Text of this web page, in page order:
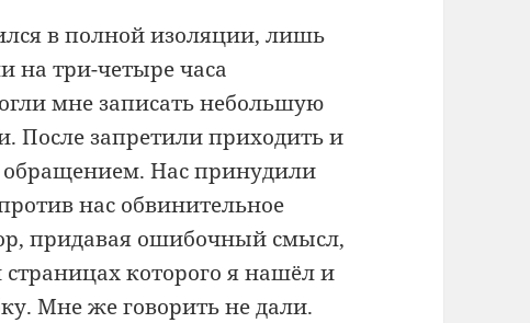
в полной изоляции, лишь
на три-четыре часа
мне записать небольшую
После запретили приходить и
Нас принудили
нас обвинительное
придавая ошибочный смысл,
которого я нашёл и
Мне же говорить не дали.